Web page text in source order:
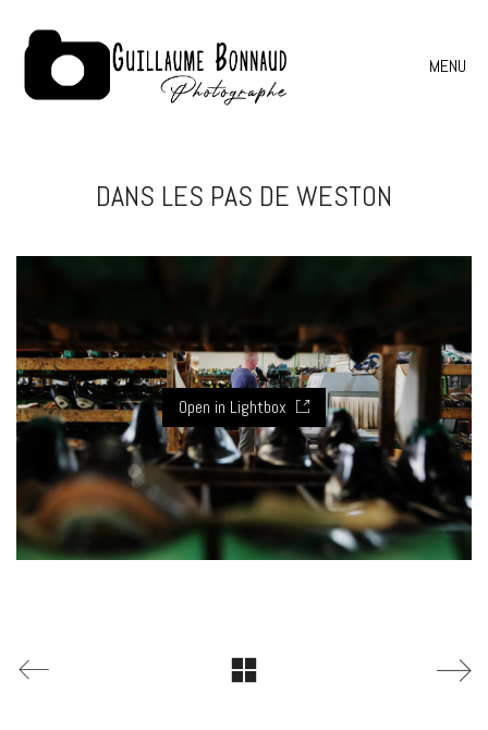
MENU
DANS LES PAS DE WESTON
Open in Lightbox